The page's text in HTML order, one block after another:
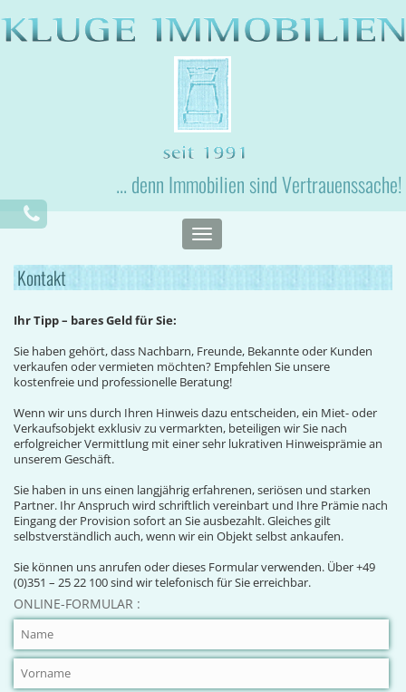
... denn Immobilien sind Vertrauenssache!
Toggle
navigation
Kontakt
Ihr Tipp – bares Geld für Sie:
Sie haben gehört, dass Nachbarn, Freunde, Bekannte oder Kunden
verkaufen oder vermieten möchten? Empfehlen Sie unsere
kostenfreie und professionelle Beratung!
Wenn wir uns durch Ihren Hinweis dazu entscheiden, ein Miet- oder
Verkaufsobjekt exklusiv zu vermarkten, beteiligen wir Sie nach
erfolgreicher Vermittlung mit einer sehr lukrativen Hinweisprämie an
unserem Geschäft.
Sie haben in uns einen langjährig erfahrenen, seriösen und starken
Partner. Ihr Anspruch wird schriftlich vereinbart und Ihre Prämie nach
Eingang der Provision sofort an Sie ausbezahlt. Gleiches gilt
selbstverständlich auch, wenn wir ein Objekt selbst ankaufen.
Sie können uns anrufen oder dieses Formular verwenden. Über +49
(0)351 – 25 22 100 sind wir telefonisch für Sie erreichbar.
ONLINE-FORMULAR :